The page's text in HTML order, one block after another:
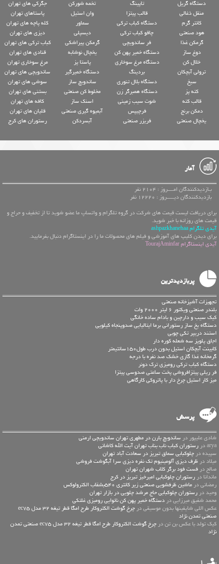
دستگاه گریل
منقل ذغالی
کانتر گرم
هود صنعتی
گرمکن غذا
دوغ ساز
خلال کن
ترولی آبچکان
سیخ
کته پز
قالب کته
دمکن برنج
یخچال صنعتی
تاپینگ
قالب پیتزا
دستگاه کباب ترکی
چاقو کباب ترکی
فر ساندویچی
دستگاه خمیر پهن کن
دستگاه مرغ سوخاری
بردینگ
دستگاه بلال تنوری
دستگاه همبرگر زن
شوت سیب زمینی
فرچیپس
فریزر صنعتی
تخمه شورکن
وان استیل
سماور
دیسپلی
گرمکن پیراشکی
یخچال نوشابه
پاستا پز
دستگاه خمیرگیر
ساندویچ ساز
مخلوط کن صنعتی
اسنک ساز
آبمیوه گیری صنعتی
آبسردکن
جگرکی های تهران
پاستاهای تهران
کله پاچه های تهران
دیزی های تهران
کباب ترکی های تهران
قنادی های تهران
مرغ سوخاری تهران
ساندویچی های تهران
سوشی های تهران
بستنی های تهران
کافه های تهران
قلیان های تهران
رستوران های کرج
آمار
بـازدیدکنندگان امــــروز : 2104 نفر
بازدیدکنندگان دیـــــروز : 12220 نفر
برای دریافت لیست قیمت های شرکت در گروه تلگرام و واتساپ ما عضو شوید تا از تخفیف و حراج و
قیمت های روزانه با خبر شوید.
آیدی تلگرام ashpazkhanehaa
برای دیدن کلیپ های آموزشی و فیلم های محصولات ما را در اینستاگرام دنبال بفرمایید.
آیدی اینستاگرام TourajAminfar
پربازدیدترین
تجهیزات آشپزخانه صنعتی
بلندر صنعتی ویکتور 6 لیتر 2000 وات
کیک سیب و دارچین و بادام ساده خانگی
دستگاه یخ ساز رستورانی برما ایتالیایی صدوپنجاه کیلویی
استند دریپر تکی چوبی
اجاق پلوپز سه شعله کوره دار
کابینت آبچکان استیل بدون درب طول150سانتیمتر
گرمخانه غذا گازی خشک صد نفره با درجه
دستگاه کباب ترکی رومیزی ترک دونر
فر ریلی پیتزافروشی پخت ساعتی صدوسی پیتزا
میز کار استیل چرخ دار با پاتروکی کارگاهی
پرسش
شادی علیپور در ساندویچ بارن در مطهری تهران ساندویچی ارمنی
arya در
رستوران کباب ناب بناب تهران آیت الله کاشانی
سپیده در چلوکبابی سماق تبریز در سعادت آباد تهران
میلاد در ظرف دیزی آلومینیوم تک نفره دیزی سرا آبگوشت فروشی
صالح در فست فود برگر کلاب شهران تهران
ماندانا در رستوران چلوکبابی امیرخیز تبریز در کرج
رمضانی در ماشین ظرفشویی صنعتی زیر کانتری 540بشقاب الکترولوکس
وحید در رستوران چلوکبابی حاج مرشد چلویی در بازار تهران
محمد شفیق میرزایی در دستگاه خمیر پهن کن نانوایی رومیزی غلتکی
عكس اللي شايفينها بدون موسيقى در
چرخ گوشت الکتروکار طرح امگا قطر تیغه 32 مدل ec75
صنعتی تمدن نژاد
کیک تولد با عکس بن تن در
چرخ گوشت الکتروکار طرح امگا قطر تیغه 32 مدل ec75 صنعتی تمدن
نژاد